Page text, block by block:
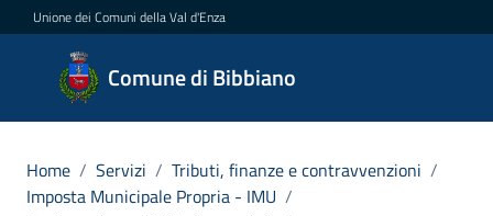
Vai al contenuto
Vai alla navigazione
Vai al footer
Unione dei Comuni della Val d'Enza
Comune di Bibbiano
Comune
di
Home / Servizi / Tributi, finanze e contravvenzioni /
Imposta Municipale Propria - IMU /